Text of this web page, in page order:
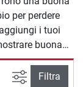
per perdere
i tuoi
buona
Ricerca
Filtra